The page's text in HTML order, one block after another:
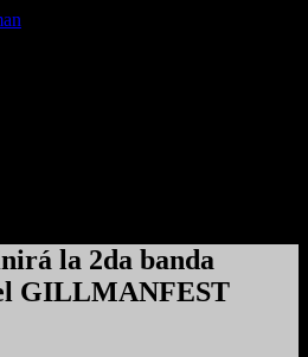
la 2da banda
GILLMANFEST